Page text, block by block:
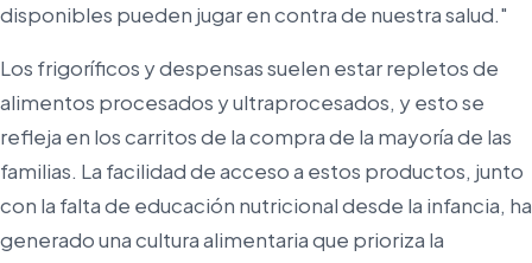
disponibles pueden jugar en contra de nuestra salud."
Los frigoríficos y despensas suelen estar repletos de
alimentos procesados y ultraprocesados, y esto se
refleja en los carritos de la compra de la mayoría de las
familias. La facilidad de acceso a estos productos, junto
con la falta de educación nutricional desde la infancia, ha
generado una cultura alimentaria que prioriza la